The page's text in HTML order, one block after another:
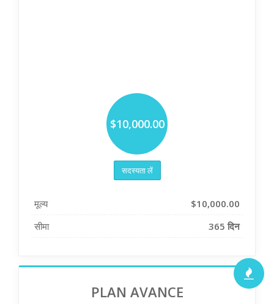
$10,000.00
सदस्यता लें
मूल्य
$10,000.00
सीमा
365 दिन
PLAN AVANCE